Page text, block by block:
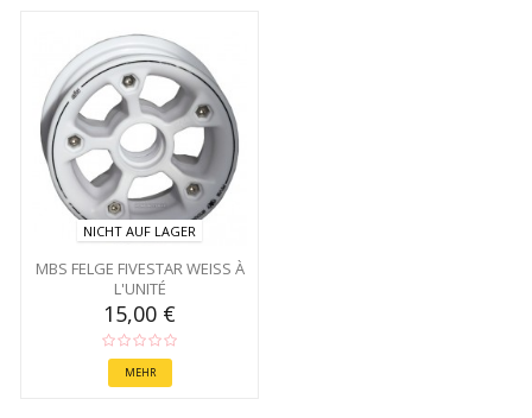
NICHT AUF LAGER
MBS FELGE FIVESTAR WEISS À L
'UNITÉ
15,00 €
MEHR